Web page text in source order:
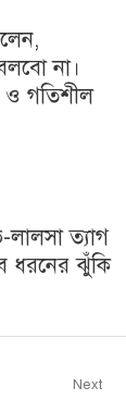
না।
ও গতিশীল
লালসা ত্যাগ
ধরনের ঝুঁকি
Next